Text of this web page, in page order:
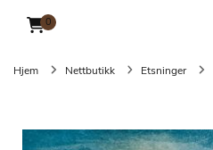
0
Hjem Nettbutikk Etsninger